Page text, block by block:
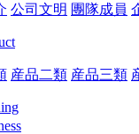
公司文明 團隊成員
産品二類 産品三類